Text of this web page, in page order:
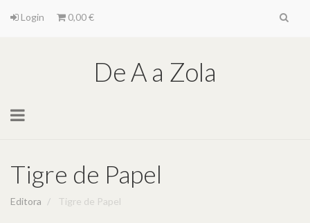
Login 0,00 €
De A a Zola
Toggle
Tigre de Papel
Editora Tigre de Papel